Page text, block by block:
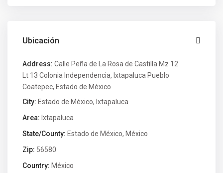
Ubicación
Address: Calle Peña de La Rosa de Castilla Mz 12
Lt 13 Colonia Independencia, Ixtapaluca Pueblo
Coatepec, Estado de México
City: Estado de México, Ixtapaluca
Area: Ixtapaluca
State/County: Estado de México, México
Zip: 56580
Country: México